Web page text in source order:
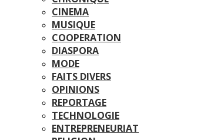
CINEMA
MUSIQUE
COOPERATION
DIASPORA
MODE
FAITS DIVERS
OPINIONS
REPORTAGE
TECHNOLOGIE
ENTREPRENEURIAT